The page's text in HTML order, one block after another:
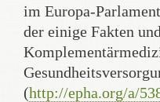
im Europa-
der einige Fakten
(http://epha.org/a/